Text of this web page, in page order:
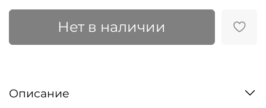
Нет в наличии
Описание